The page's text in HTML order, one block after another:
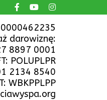
darowiznę:
8897 0001
POLUPLPR
2134 8540
WBKPPLPP